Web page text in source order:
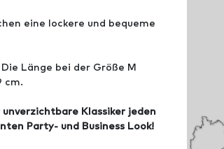
eine lockere und bequeme
Länge bei der Größe M
cm.
Klassiker jeden
Party- und Business Look!